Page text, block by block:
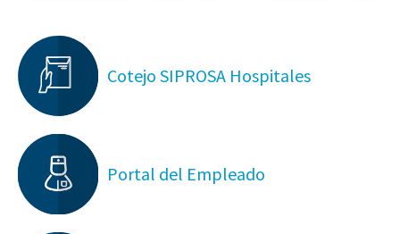
Cotejo SIPROSA Hospitales
Portal del Empleado